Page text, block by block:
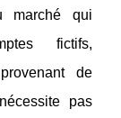
marché qui
fictifs,
de
pas